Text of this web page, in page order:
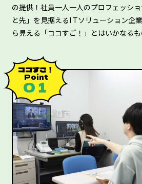
の提供！社員一人一人のプロフェッシ
と先」を見据えるI Tソリューション企
ら見える「ココすご！」とはいかなる
ココすご！
Point
０１